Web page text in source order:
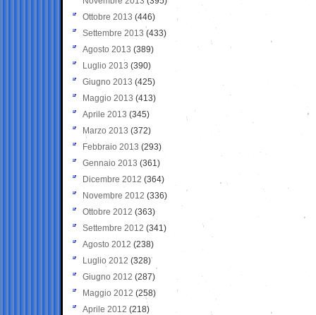
Ottobre 2013 (446)
Settembre 2013 (433)
Agosto 2013 (389)
Luglio 2013 (390)
Giugno 2013 (425)
Maggio 2013 (413)
Aprile 2013 (345)
Marzo 2013 (372)
Febbraio 2013 (293)
Gennaio 2013 (361)
Dicembre 2012 (364)
Novembre 2012 (336)
Ottobre 2012 (363)
Settembre 2012 (341)
Agosto 2012 (238)
Luglio 2012 (328)
Giugno 2012 (287)
Maggio 2012 (258)
Aprile 2012 (218)